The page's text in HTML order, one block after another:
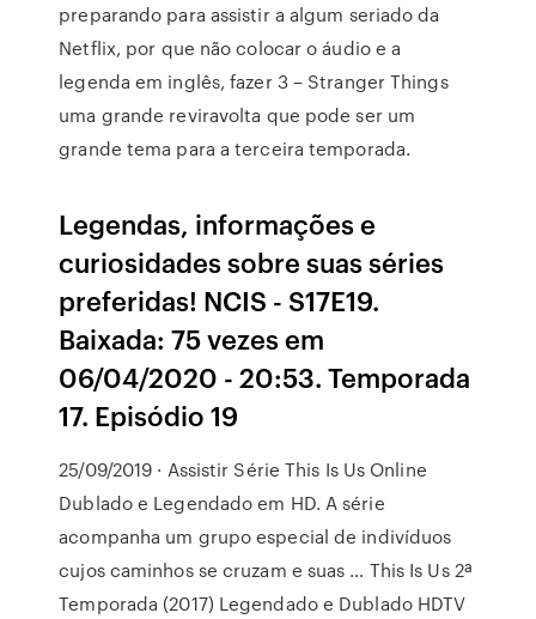
preparando para assistir a algum seriado da
Netflix, por que não colocar o áudio e a
legenda em inglês, fazer 3 – Stranger Things
uma grande reviravolta que pode ser um
grande tema para a terceira temporada.
Legendas, informações e
curiosidades sobre suas séries
preferidas! NCIS - S17E19.
Baixada: 75 vezes em
06/04/2020 - 20:53. Temporada
17. Episódio 19
25/09/2019 · Assistir Série This Is Us Online
Dublado e Legendado em HD. A série
acompanha um grupo especial de indivíduos
cujos caminhos se cruzam e suas … This Is Us 2ª
Temporada (2017) Legendado e Dublado HDTV